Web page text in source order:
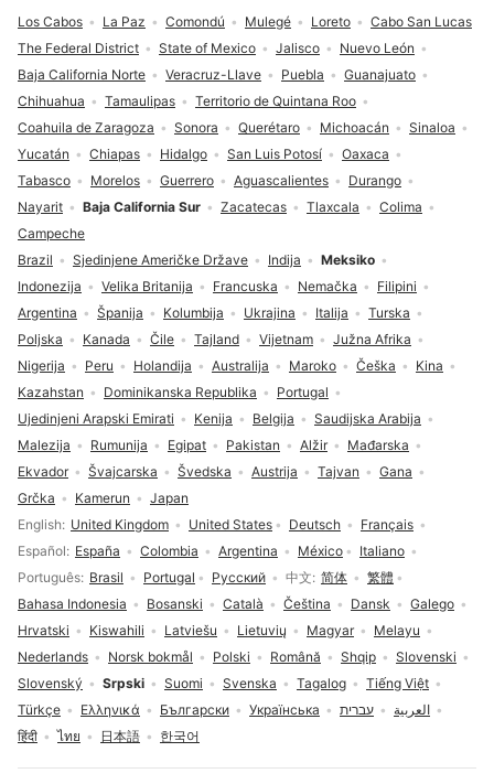
Izbor jezika
English United Kingdom United States Deutsch
Français
Español
España Colombia Argentina México
Italiano
Português Brasil Portugal Русский 中文 简体
繁體
Bahasa Indonesia
Bosanski Català Čeština Dansk
Galego
Hrvatski
Kiswahili Latviešu Lietuvių Magyar
Melayu
Nederlands
Norsk bokmål Polski Română Shqip
Slovenski
Slovenský
Srpski Suomi Svenska Tagalog
Tiếng Việt
Türkçe
Ελληνικά Български Українська עברית
العربية
हिंदी
ไทย 日本語 한국어
Brazil Sjedinjene Američke Države Indija
Meksiko
Indonezija
Velika Britanija Francuska Nemačka
Filipini
Argentina
Španija Kolumbija Ukrajina Italija
Turska
Poljska
Kanada Čile Tajland Vijetnam
Južna Afrika
Nigerija
Peru Holandija Australija Maroko Češka
Kina
Kazahstan
Dominikanska Republika
Portugal
Ujedinjeni Arapski Emirati
Kenija Belgija
Saudijska Arabija
Malezija
Rumunija Egipat Pakistan Alžir
Mađarska
Ekvador
Švajcarska Švedska Austrija Tajvan
Gana
Grčka
Kamerun Japan
The Federal District State of Mexico Jalisco
Nuevo León
Baja California Norte
Veracruz-Llave Puebla
Guanajuato
Chihuahua
Tamaulipas
Territorio de Quintana Roo
Coahuila de Zaragoza
Sonora Querétaro Michoacán
Sinaloa
Yucatán
Chiapas Hidalgo San Luis Potosí
Oaxaca
Tabasco
Morelos Guerrero Aguascalientes
Durango
Nayarit
Baja California Sur Zacatecas Tlaxcala
Colima
Campeche
Los Cabos La Paz Comondú Mulegé Loreto Cabo San Lucas